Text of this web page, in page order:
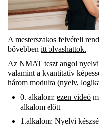
A mesterszakos felvételi
bővebben itt olvashattok.
Az NMAT teszt angol nyelvi
valamint a kvantitatív
három modulra (nyelv,
0. alkalom: ezen videó
alkalom előtt
1.alkalom: Nyelvi